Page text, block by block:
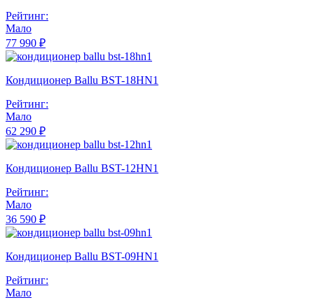
Рейтинг:
Мало
77 990 ₽
Кондиционер Ballu BST-18HN1
Рейтинг:
Мало
62 290 ₽
Кондиционер Ballu BST-12HN1
Рейтинг:
Мало
36 590 ₽
Кондиционер Ballu BST-09HN1
Рейтинг:
Мало